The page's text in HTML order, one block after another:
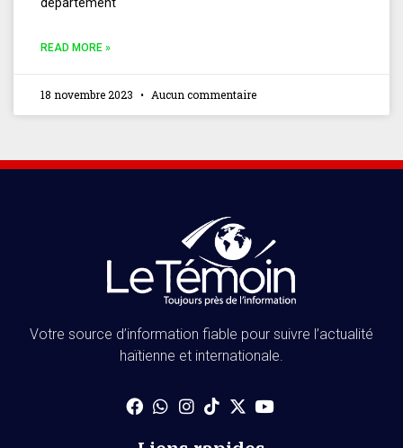
READ MORE »
18 novembre 2023 Aucun commentaire
Votre source d’information fiable pour suivre l’actualité
haïtienne et internationale.